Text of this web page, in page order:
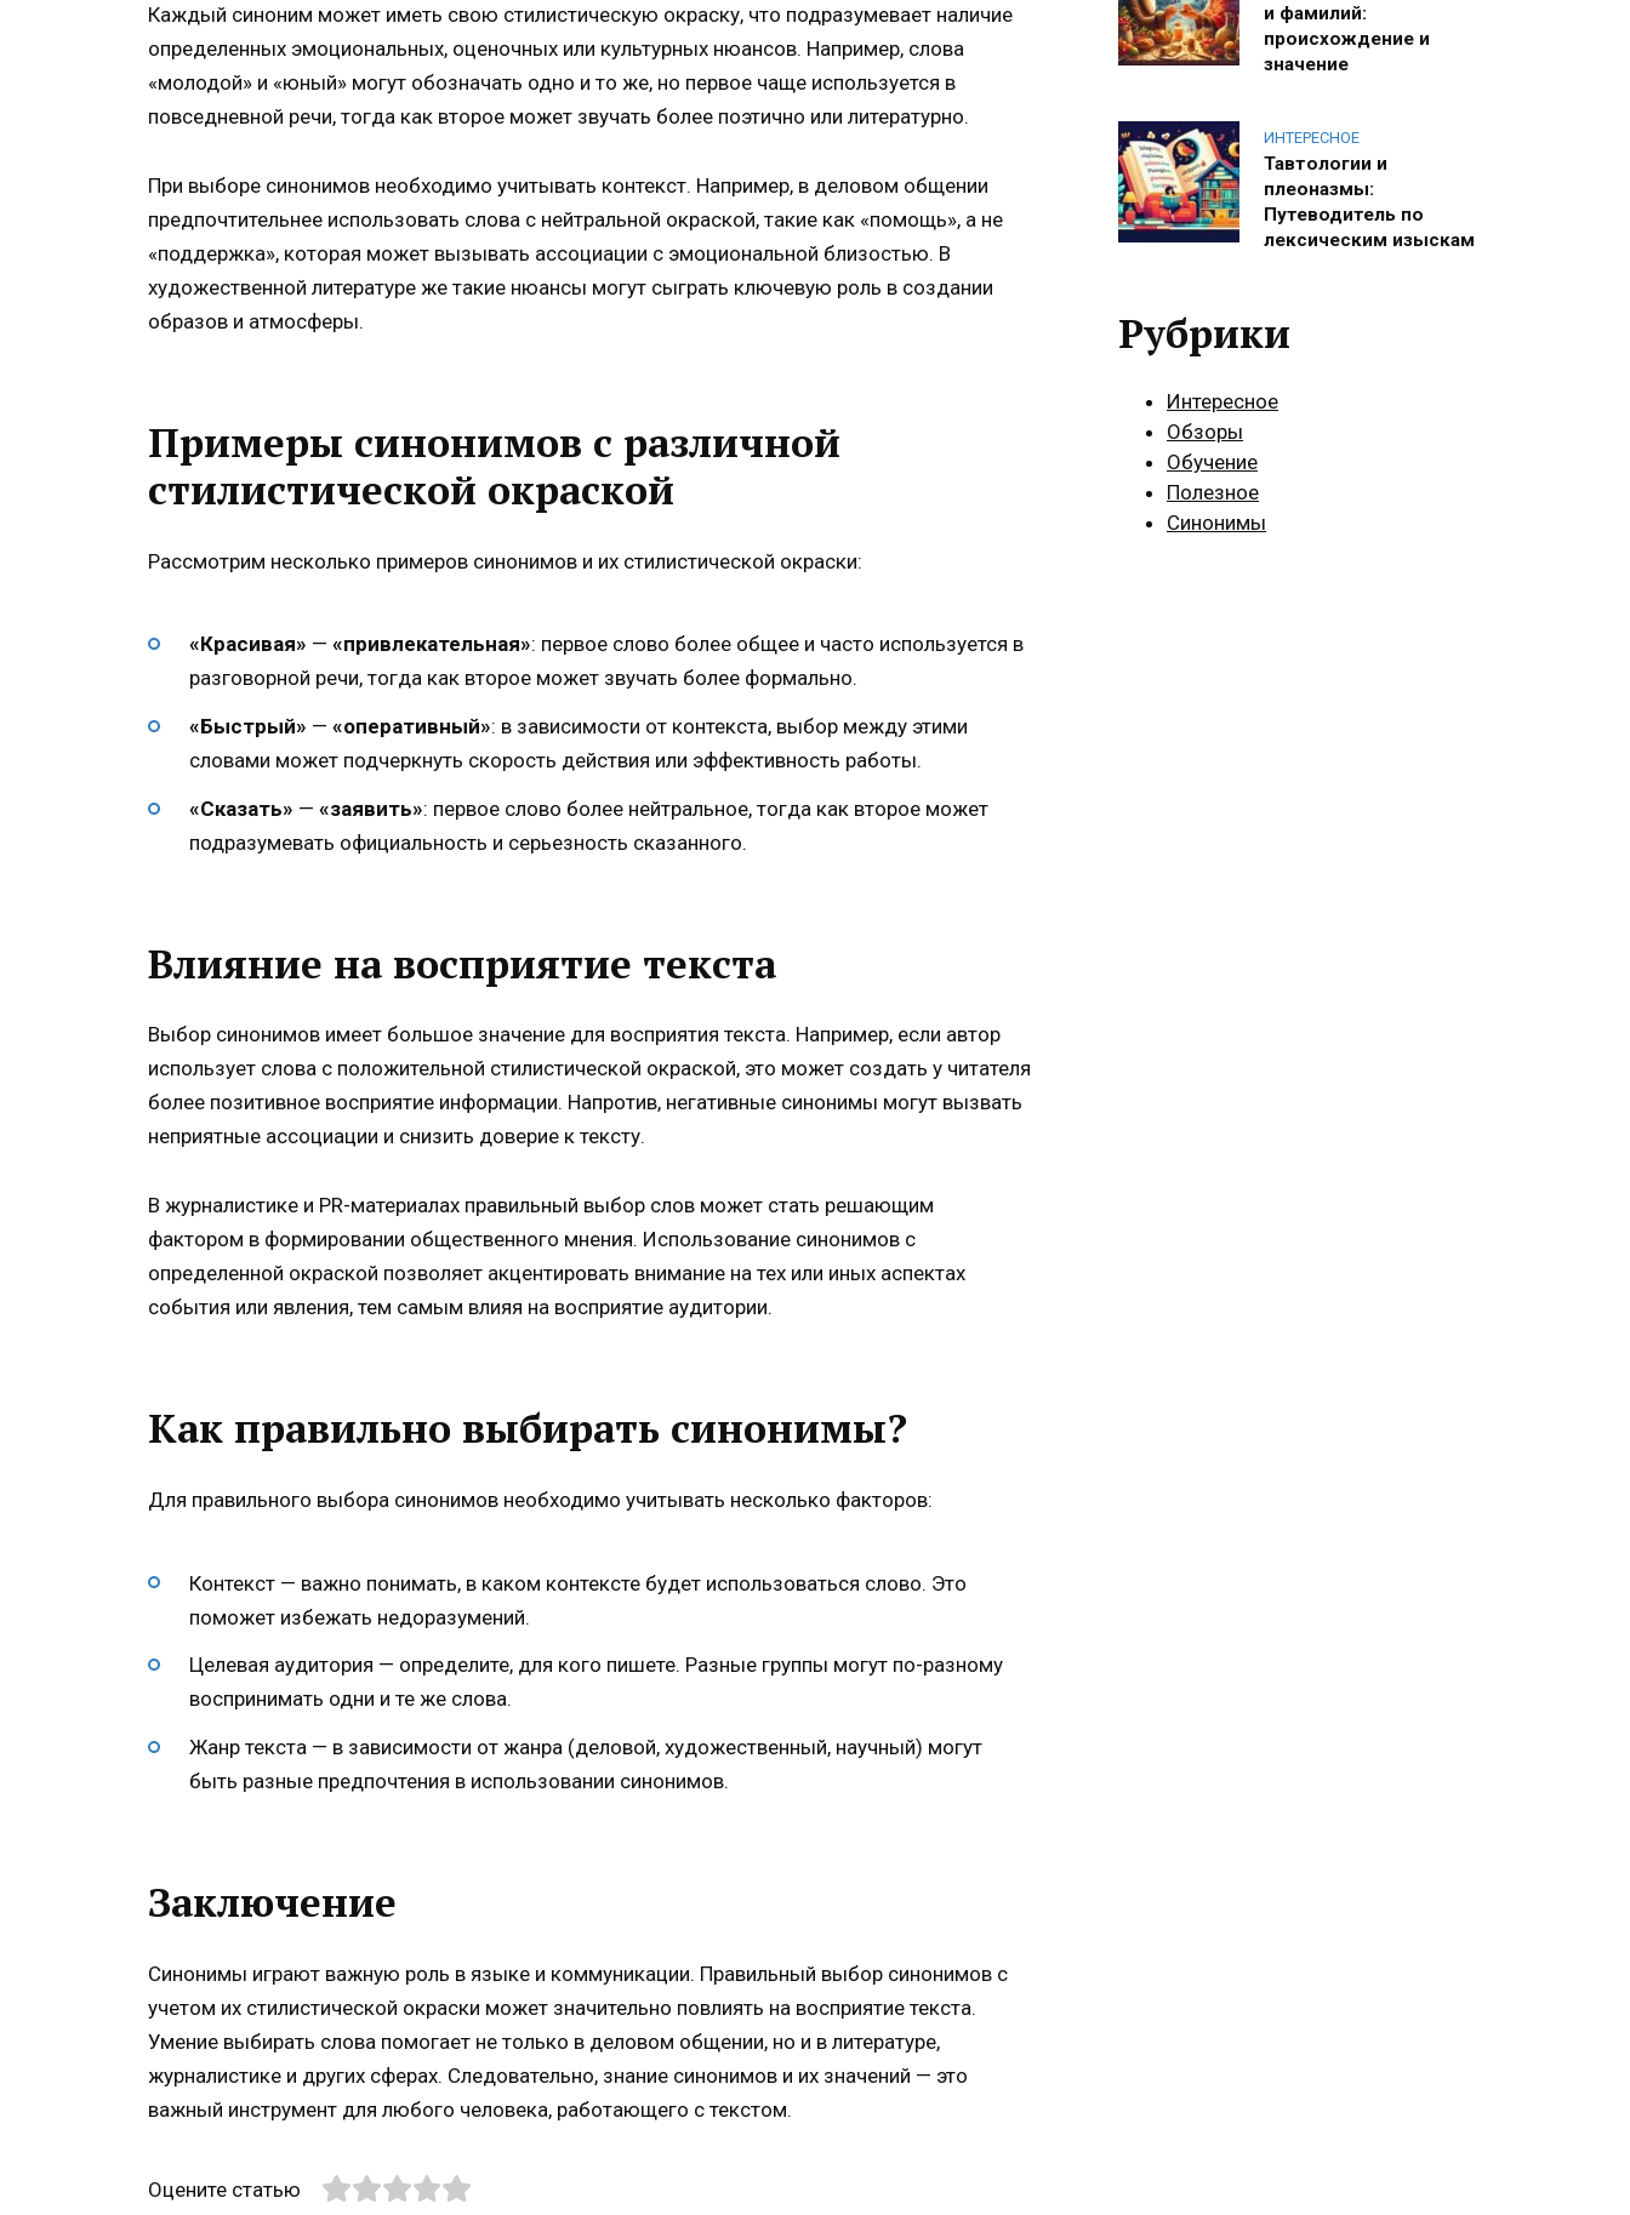
Каждый синоним может иметь свою стилистическую окраску, что подразумевает наличие
определенных эмоциональных, оценочных или культурных нюансов. Например, слова
«молодой» и «юный» могут обозначать одно и то же, но первое чаще используется в
повседневной речи, тогда как второе может звучать более поэтично или литературно.
При выборе синонимов необходимо учитывать контекст. Например, в деловом общении
предпочтительнее использовать слова с нейтральной окраской, такие как «помощь», а не
«поддержка», которая может вызывать ассоциации с эмоциональной близостью. В
художественной литературе же такие нюансы могут сыграть ключевую роль в создании
образов и атмосферы.
Примеры синонимов с различной
стилистической окраской
Рассмотрим несколько примеров синонимов и их стилистической окраски:
«Красивая» — «привлекательная»: первое слово более общее и часто используется в
разговорной речи, тогда как второе может звучать более формально.
«Быстрый» — «оперативный»: в зависимости от контекста, выбор между этими
словами может подчеркнуть скорость действия или эффективность работы.
«Сказать» — «заявить»: первое слово более нейтральное, тогда как второе может
подразумевать официальность и серьезность сказанного.
Влияние на восприятие текста
Выбор синонимов имеет большое значение для восприятия текста. Например, если автор
использует слова с положительной стилистической окраской, это может создать у читателя
более позитивное восприятие информации. Напротив, негативные синонимы могут вызвать
неприятные ассоциации и снизить доверие к тексту.
В журналистике и PR-материалах правильный выбор слов может стать решающим
фактором в формировании общественного мнения. Использование синонимов с
определенной окраской позволяет акцентировать внимание на тех или иных аспектах
события или явления, тем самым влияя на восприятие аудитории.
Как правильно выбирать синонимы?
Для правильного выбора синонимов необходимо учитывать несколько факторов:
Контекст — важно понимать, в каком контексте будет использоваться слово. Это
поможет избежать недоразумений.
Целевая аудитория — определите, для кого пишете. Разные группы могут по-разному
воспринимать одни и те же слова.
Жанр текста — в зависимости от жанра (деловой, художественный, научный) могут
быть разные предпочтения в использовании синонимов.
Заключение
Синонимы играют важную роль в языке и коммуникации. Правильный выбор синонимов с
учетом их стилистической окраски может значительно повлиять на восприятие текста.
Умение выбирать слова помогает не только в деловом общении, но и в литературе,
журналистике и других сферах. Следовательно, знание синонимов и их значений — это
важный инструмент для любого человека, работающего с текстом.
Оцените статью
и фамилий:
происхождение и
значение
ИНТЕРЕСНОЕ
Тавтологии и
плеоназмы:
Путеводитель по
лексическим изыскам
Рубрики
Интересное
Обзоры
Обучение
Полезное
Синонимы